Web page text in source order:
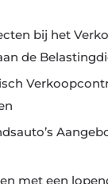
bij het
de
met een